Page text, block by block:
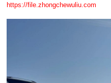
https://file.zhongchewuliu.com